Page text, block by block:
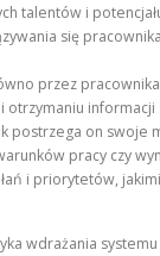
talentów i
się
przez
otrzymaniu
postrzega on swoje
pracy czy
i priorytetów,
wdrażania